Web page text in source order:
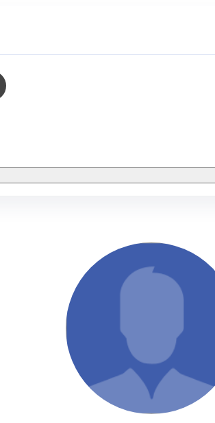
консультування